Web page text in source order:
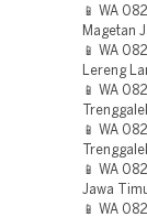
📱 WA
Magetan
📱 WA
Lereng
📱 WA
📱 WA
📱 WA
Jawa
📱 WA